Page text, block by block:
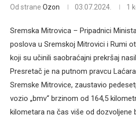
Od strane Ozon 03.07.2024. 1
Sremska Mitrovica – Pripadnici
poslova u Sremskoj Mitrovici i Rumi
koji su učinili saobraćajni prekršaj
Presretač je na putnom pravcu
Sremske Mitrovice, zaustavio
vozio „bmv“ brzinom od 164,5
kilometara na čas više od dozvoljene